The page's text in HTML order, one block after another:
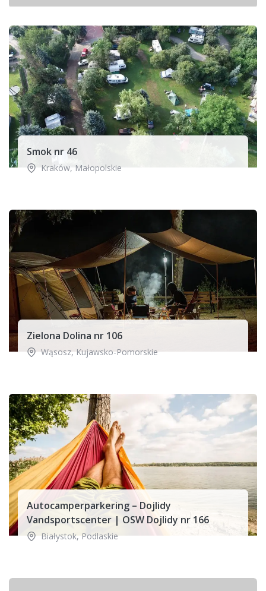
Smok nr 46
Kraków, Małopolskie
Zielona Dolina nr 106
Wąsosz,Kujawsko-Pomorskie
Autocamperparkering – Dojlidy
Vandsportscenter | OSW Dojlidy nr 166
Białystok,Podlaskie